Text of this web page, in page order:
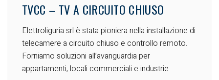
TVCC – TV A CIRCUITO CHIUSO
Elettroliguria srl è stata pioniera nella installazione di
telecamere a circuito chiuso e controllo remoto.
Forniamo soluzioni all’avanguardia per
appartamenti, locali commerciali e industrie